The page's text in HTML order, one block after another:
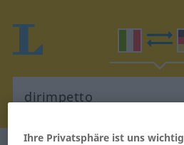
Ihre Privatsphäre ist uns wichtig